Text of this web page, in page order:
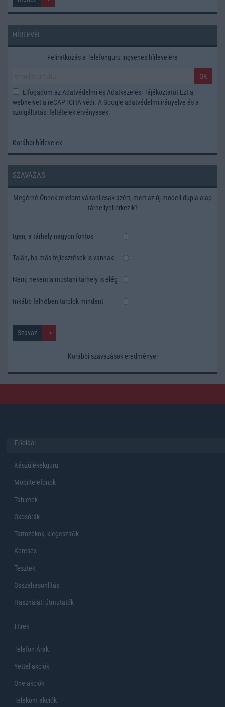
HÍRLEVÉL
Feliratkozás a Telefonguru ingyenes hírlevelére
OK
Elfogadom az Adatvédelmi és Adatkezelési Tájékoztatót Ezt a
webhelyet a reCAPTCHA védi. A Google adatvédelmi irányelve és a
szolgáltatási feltételek érvényesek.
Korábbi hírlevelek
SZAVAZÁS
Megérné Önnek telefont váltani csak azért, mert az új modell dupla alap
tárhellyel érkezik?
Igen, a tárhely nagyon fontos
Talán, ha más fejlesztések is vannak
Nem, nekem a mostani tárhely is elég
Inkább felhőben tárolok mindent
Korábbi szavazások eredményei
Főoldal
Készülékekguru
Mobiltelefonok
Tabletek
Okosórák
Tartozékok, kiegeszítők
Keresés
Tesztek
Összehasonlítás
Használati útmutatók
Hirek
Telefon Árak
Yettel akciók
One akciók
Telekom akciók